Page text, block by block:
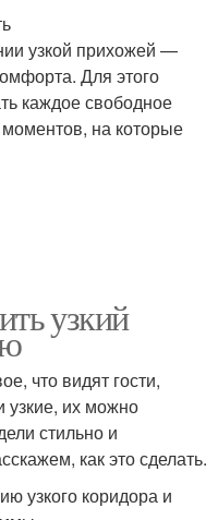
узкой прихожей —
Для этого
каждое свободное
на которые
узкий
что видят гости,
их можно
стильно и
как это сделать.
узкого коридора и